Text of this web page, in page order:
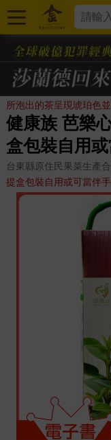
所泡出的茶呈現琥珀色
健康族 芭樂
盒包裝自用
台東縣原住民果菜生產
提盒包裝自用或可當伴